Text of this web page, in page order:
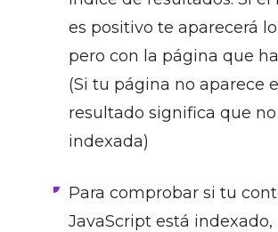
es positivo te aparecerá
pero con la página que
(Si tu página no aparece
resultado significa que no
indexada)
Para comprobar si tu
JavaScript está indexado,